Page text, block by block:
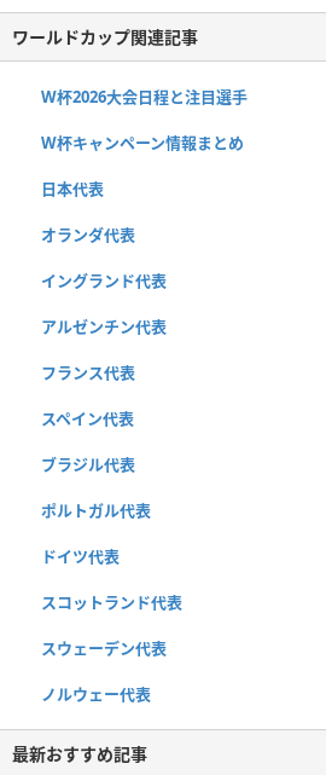
ワールドカップ関連記事
W杯2026大会日程と注目選手
W杯キャンペーン情報まとめ
日本代表
オランダ代表
イングランド代表
アルゼンチン代表
フランス代表
スペイン代表
ブラジル代表
ポルトガル代表
ドイツ代表
スコットランド代表
スウェーデン代表
ノルウェー代表
最新おすすめ記事